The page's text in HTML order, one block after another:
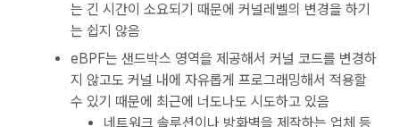
는 긴 시간이 소요되기 때문에 커널레벨의 변경을 하기
는 쉽지 않음
eBPF는 샌드박스 영역을 제공해서 커널 코드를 변경하
지 않고도 커널 내에 자유롭게 프로그래밍해서 적용할
수 있기 때문에 최근에 너도나도 시도하고 있음
네트워크 솔루션이나 방화벽을 제작하는 업체 등